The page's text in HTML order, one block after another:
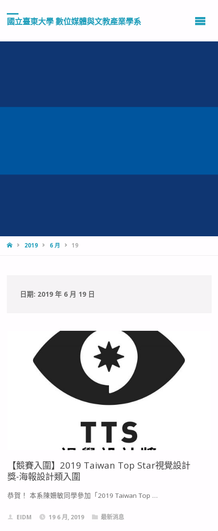
國立臺東大學 數位媒體與文教產業學系
HOME2019 6 月 19
日期: 2019 年 6 月 19 日
【競賽入圍】2019 Taiwan Top Star視覺設計
獎-海報設計類入圍
恭賀！ 本系陳姍敏同學參加「2019 Taiwan Top …
EIDM 19 6 月, 2019 最新消息